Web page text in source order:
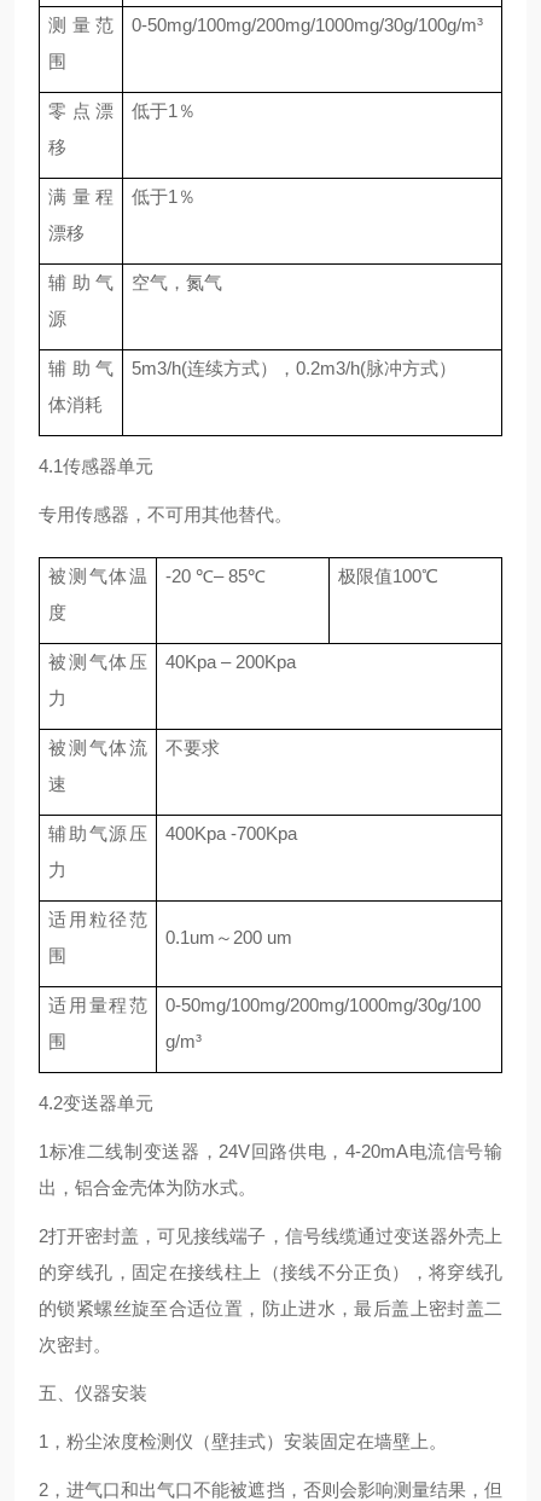
测量范
围
0-50mg/100mg/200mg/1000mg/30g/100g/m³
零点漂
移
低于1％
满量程
漂移
低于1％
辅助气
源
空气，氮气
辅助气
体消耗
5m3/h(连续方式），0.2m3/h(脉冲方式）
4.1传感器单元
专用传感器，不可用其他替代。
被测气体温
度
-20 ℃– 85℃ 极限值100℃
被测气体压
力
40Kpa – 200Kpa
被测气体流
速
不要求
辅助气源压
力
400Kpa -700Kpa
适用粒径范
围
0.1um～200 um
适用量程范
围
0-50mg/100mg/200mg/1000mg/30g/100
g/m³
4.2变送器单元
1标准二线制变送器，24V回路供电，4-20mA电流信号输
出，铝合金壳体为防水式。
2打开密封盖，可见接线端子，信号线缆通过变送器外壳上
的穿线孔，固定在接线柱上（接线不分正负），将穿线孔
的锁紧螺丝旋至合适位置，防止进水，最后盖上密封盖二
次密封。
五、仪器安装
1，粉尘浓度检测仪（壁挂式）安装固定在墙壁上。
2，进气口和出气口不能被遮挡，否则会影响测量结果，但